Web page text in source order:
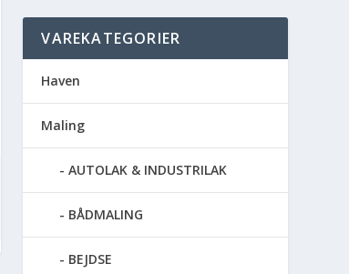
VAREKATEGORIER
Haven
Maling
AUTOLAK & INDUSTRILAK
BÅDMALING
BEJDSE